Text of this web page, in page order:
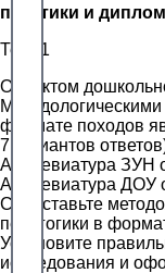
практики и
Тест 1
Объектом
формате походов
7вариантов
Аббревиатура ЗУН
Аббревиатура ДОУ
Сопоставьте
педагогики в
Установите
исследования и